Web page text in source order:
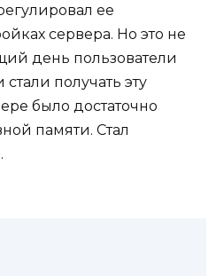
ее
сервера. Но это не
день пользователи
получать эту
было достаточно
памяти. Стал